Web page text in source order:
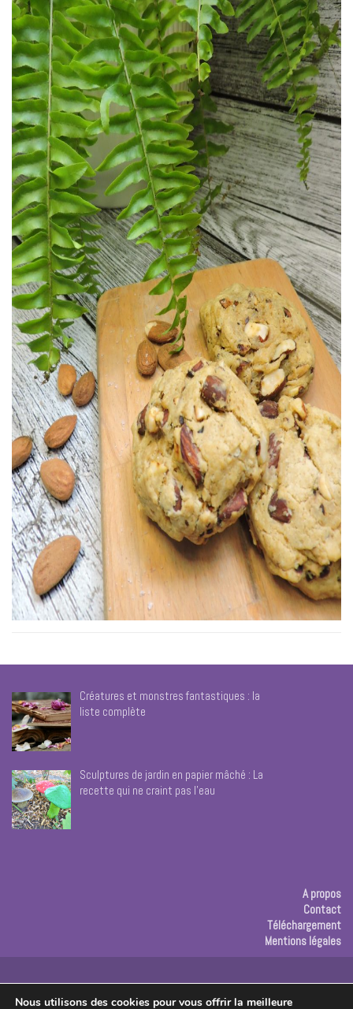
Créatures et monstres fantastiques : la
liste complète
Sculptures de jardin en papier mâché : La
recette qui ne craint pas l’eau
A propos
Contact
Téléchargement
Mentions légales
Nous utilisons des cookies pour vous offrir la meilleure